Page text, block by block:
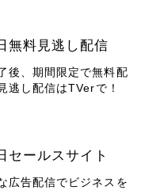
無料見逃し配信
後、期間限定で無料配
逃し配信はTVerで！
セールスサイト
広告配信でビジネスを